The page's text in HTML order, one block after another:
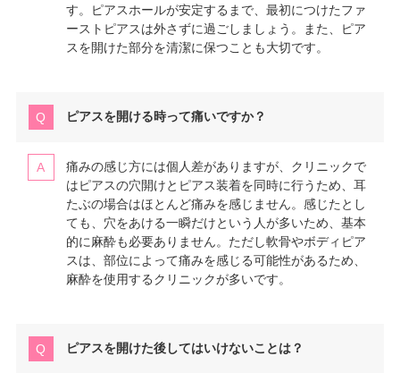
す。ピアスホールが安定するまで、最初につけたファ
ーストピアスは外さずに過ごしましょう。また、ピア
スを開けた部分を清潔に保つことも大切です。
ピアスを開ける時って痛いですか？
痛みの感じ方には個人差がありますが、クリニックで
はピアスの穴開けとピアス装着を同時に行うため、耳
たぶの場合はほとんど痛みを感じません。感じたとし
ても、穴をあける一瞬だけという人が多いため、基本
的に麻酔も必要ありません。ただし軟骨やボディピア
スは、部位によって痛みを感じる可能性があるため、
麻酔を使用するクリニックが多いです。
ピアスを開けた後してはいけないことは？